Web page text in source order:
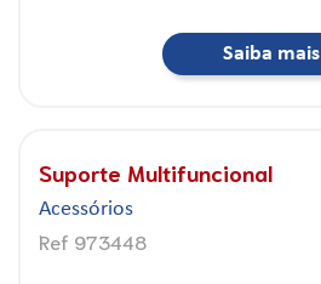
Saiba mais
Suporte Multifuncional
Acessórios
Ref 973448